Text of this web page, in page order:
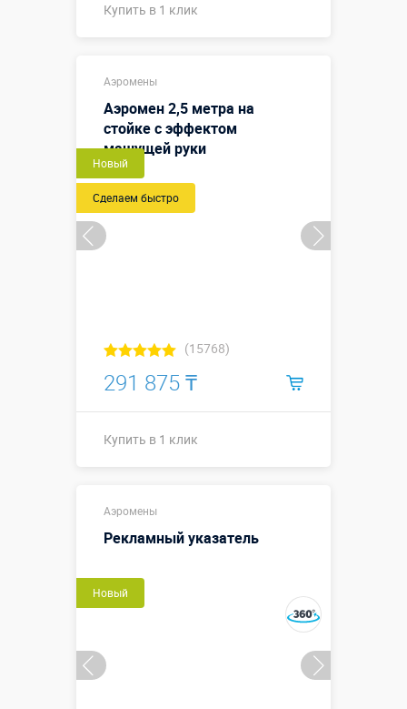
Купить в 1 клик
Аэромены
Аэромен 2,5 метра на
стойке с эффектом
машущей руки
Новый
Сделаем быстро
(15768)
291 875 ₸
Купить в 1 клик
Аэромены
Рекламный указатель
Новый